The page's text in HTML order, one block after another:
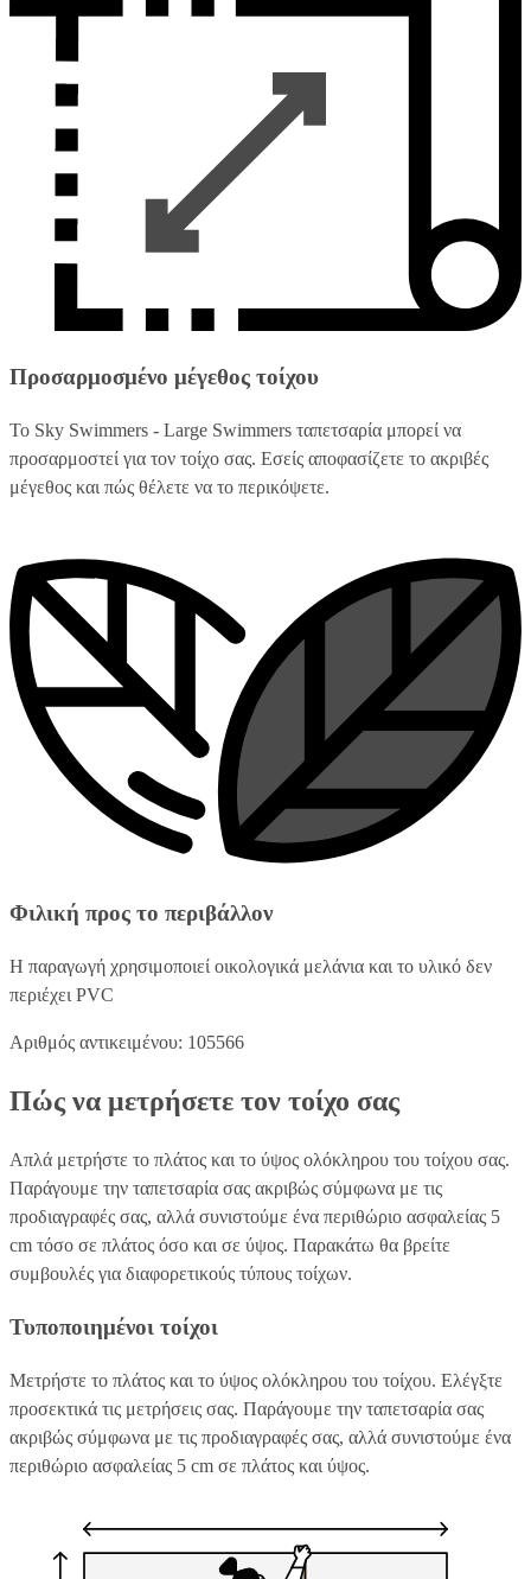
Προσαρμοσμένο μέγεθος τοίχου
Το Sky Swimmers - Large Swimmers ταπετσαρία μπορεί να
προσαρμοστεί για τον τοίχο σας. Εσείς αποφασίζετε το ακριβές
μέγεθος και πώς θέλετε να το περικόψετε.
Φιλική προς το περιβάλλον
Η παραγωγή χρησιμοποιεί οικολογικά μελάνια και το υλικό δεν
περιέχει PVC
Αριθμός αντικειμένου: 105566
Πώς να μετρήσετε τον τοίχο σας
Απλά μετρήστε το πλάτος και το ύψος ολόκληρου του τοίχου σας.
Παράγουμε την ταπετσαρία σας ακριβώς σύμφωνα με τις
προδιαγραφές σας, αλλά συνιστούμε ένα περιθώριο ασφαλείας 5
cm τόσο σε πλάτος όσο και σε ύψος. Παρακάτω θα βρείτε
συμβουλές για διαφορετικούς τύπους τοίχων.
Τυποποιημένοι τοίχοι
Μετρήστε το πλάτος και το ύψος ολόκληρου του τοίχου. Ελέγξτε
προσεκτικά τις μετρήσεις σας. Παράγουμε την ταπετσαρία σας
ακριβώς σύμφωνα με τις προδιαγραφές σας, αλλά συνιστούμε ένα
περιθώριο ασφαλείας 5 cm σε πλάτος και ύψος.